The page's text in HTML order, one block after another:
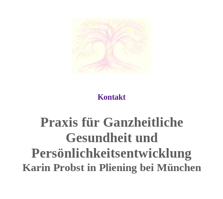
Praxis für Ganzheitliche
Gesundheit und
Persönlichkeitsentwicklung
Karin Probst in Pliening bei München
Kontakt